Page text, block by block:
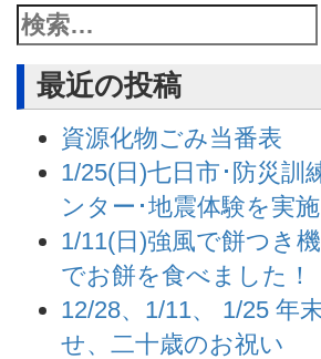
最近の投稿
資源化物ごみ当番表
1/25(日)七日市･防災訓
ンター･地震体験を実施
1/11(日)強風で餅つき
でお餅を食べました！
12/28、1/11、 1/25 年
せ、二十歳のお祝い